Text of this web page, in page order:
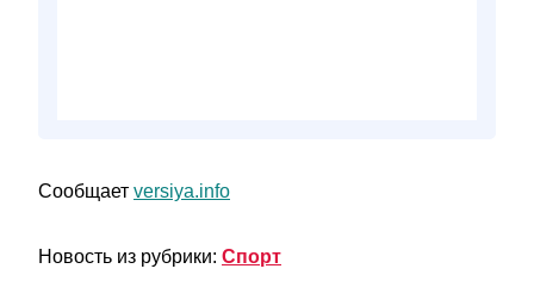
Сообщает versiya.info
Новость из рубрики: Спорт